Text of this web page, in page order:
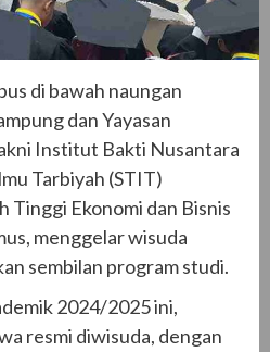
di bawah naungan
dan Yayasan
Institut Bakti Nusantara
Tarbiyah (STIT)
Tinggi Ekonomi dan Bisnis
menggelar wisuda
sembilan program studi.
2024/2025 ini,
resmi diwisuda, dengan